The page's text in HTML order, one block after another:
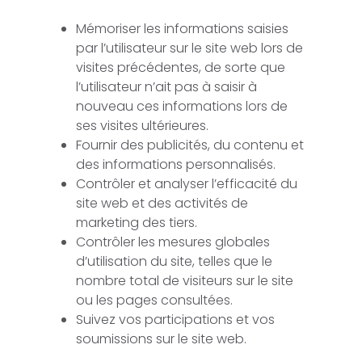
Mémoriser les informations saisies
par l’utilisateur sur le site web lors de
visites précédentes, de sorte que
l’utilisateur n’ait pas à saisir à
nouveau ces informations lors de
ses visites ultérieures.
Fournir des publicités, du contenu et
des informations personnalisés.
Contrôler et analyser l’efficacité du
site web et des activités de
marketing des tiers.
Contrôler les mesures globales
d’utilisation du site, telles que le
nombre total de visiteurs sur le site
ou les pages consultées.
Suivez vos participations et vos
soumissions sur le site web.